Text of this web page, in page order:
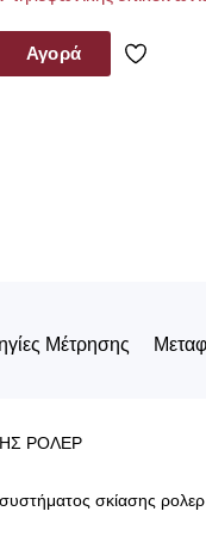
Αγορά
Μέτρησης
ΡΟΛΕΡ
σκίασης ρολερ